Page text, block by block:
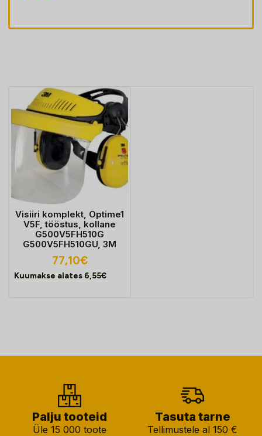
Visiiri komplekt, Optime1
V5F, tööstus, kollane
G500V5FH510G
G500V5FH510GU, 3M
77,10€
Kuumakse alates 6,55€
Palju tooteid
Üle 15 000 toote
Tasuta tarne
Tellimustele al 150 €